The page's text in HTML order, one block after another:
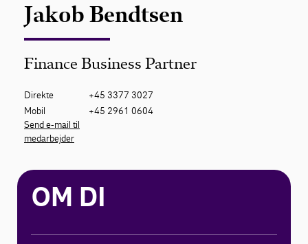
Jakob Bendtsen
Finance Business Partner
Direkte
+45 3377 3027
Mobil
+45 2961 0604
Send e-mail til
medarbejder
OM DI